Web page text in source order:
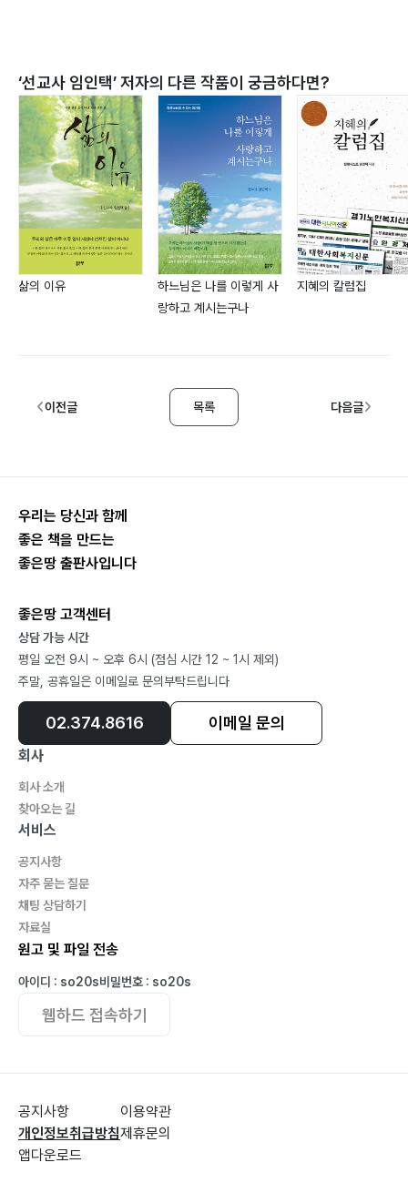
‘선교사 임인택’ 저자의 다른 작품이 궁금하다면?
삶의 이유
하느님은 나를 이렇게 사
랑하고 계시는구나
지혜의 칼럼집
이전글 목록 다음글
우리는 당신과 함께
좋은 책을 만드는
좋은땅 출판사입니다
좋은땅 고객센터
상담 가능 시간
평일 오전 9시 ~ 오후 6시 (점심 시간 12 ~ 1시 제외)
주말, 공휴일은 이메일로 문의부탁드립니다
02.374.8616 이메일 문의
회사
회사 소개
찾아오는 길
서비스
공지사항
자주 묻는 질문
채팅 상담하기
자료실
원고 및 파일 전송
아이디 : so20s비밀번호 : so20s
웹하드 접속하기
공지사항
개인정보취급방침
앱다운로드
이용약관
제휴문의